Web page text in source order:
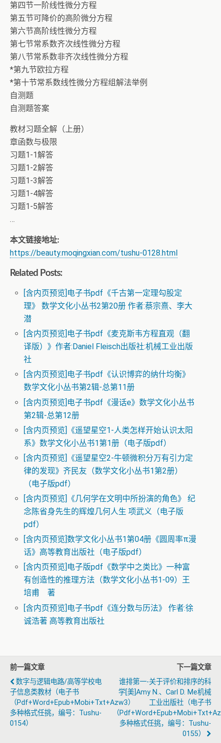
第四节一阶线性微分方程
第五节可降价的高阶微分方程
第六节高阶线性微分方程
第七节常系数齐次线性微分方程
第八节常系数非齐次线性微分方程
*第九节欧拉方程
*第十节常系数线性微分方程组解法举例
自测题
自测题答案
教材习题全解（上册）
章函数与极限
习题1-1解答
习题1-2解答
习题1-3解答
习题1-4解答
习题1-5解答
…
本文链接地址:
https://beauty.moqingxian.com/tushu-0128.html
Related Posts:
[含内页预览]电子书pdf《千古第一定理勾股定
理》 数学文化小丛书2第20册 作者:蔡宗熹、李大
潜
[含内页预览]电子书pdf《麦克斯韦方程直观（翻
译版）》作者:Daniel Fleisch出版社:机械工业出版
社
[含内页预览]电子书pdf《认识博弈的纳什均衡》
数学文化小丛书第2辑-总第11册
[含内页预览]电子书pdf《漫话e》数学文化小丛书
第2辑-总第12册
[含内页预览]《遥望星空1-人类怎样开始认识太阳
系》数学文化小丛书1第1册（电子版pdf）
[含内页预览]《遥望星空2-牛顿微积分万有引力定
律的发现》齐民友（数学文化小丛书1第2册）
（电子版pdf）
[含内页预览]《几何学在文明中所扮演的角色》 纪
念陈省身先生的辉煌几何人生 项武义（电子版
pdf）
[含内页预览]数学文化小丛书1第04册《圆周率π漫
话》高等教育出版社（电子版pdf）
[含内页预览]电子版pdf《数学中之类比》一种富
有创造性的推理方法（数学文化小丛书1-09）王
培甫 著
[含内页预览]电子书pdf《连分数与历法》 作者:徐
诚浩著 高等教育出版社
前一篇文章
数字与逻辑电路/高等学校电
子信息类教材（电子书
（pdf+word+epub+mobi+txt+azw3）
多种格式任挑，编号：tushu-
0154）
下一篇文章
谁排第一-关于评价和排序的科
学[美]Amy N.、Carl D. Me机械
工业出版社（电子书
（
多种格式任挑，编号：tushu-
0155）